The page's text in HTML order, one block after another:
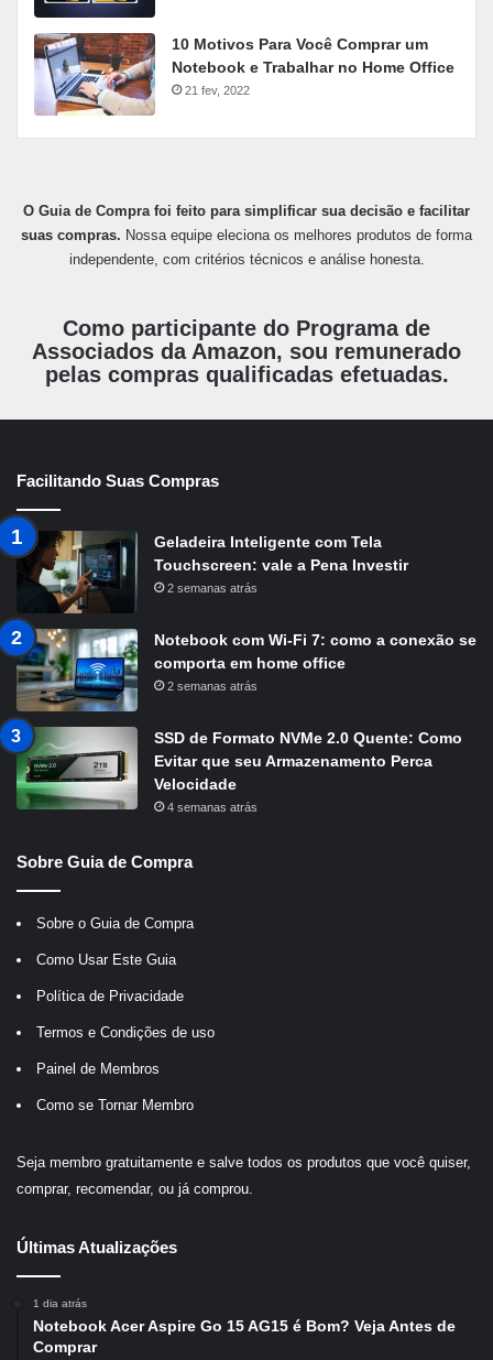
10 Motivos Para Você Comprar um
Notebook e Trabalhar no Home Office
21 fev, 2022
O Guia de Compra foi feito para simplificar sua decisão e facilitar
suas compras. Nossa equipe eleciona os melhores produtos de forma
independente, com critérios técnicos e análise honesta.
Como participante do Programa de
Associados da Amazon, sou remunerado
pelas compras qualificadas efetuadas.
Facilitando Suas Compras
Geladeira Inteligente com Tela
Touchscreen: vale a Pena Investir
2 semanas atrás
Notebook com Wi-Fi 7: como a conexão se
comporta em home office
2 semanas atrás
SSD de Formato NVMe 2.0 Quente: Como
Evitar que seu Armazenamento Perca
Velocidade
4 semanas atrás
Sobre Guia de Compra
Sobre o Guia de Compra
Como Usar Este Guia
Política de Privacidade
Termos e Condições de uso
Painel de Membros
Como se Tornar Membro
Seja membro gratuitamente e salve todos os produtos que você quiser,
comprar, recomendar, ou já comprou.
Últimas Atualizações
1 dia atrás
Notebook Acer Aspire Go 15 AG15 é Bom? Veja Antes de
Comprar